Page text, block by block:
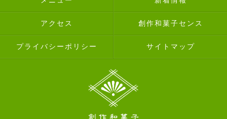
アクセス 創作和菓子センス
プライバシーポリシー サイトマップ